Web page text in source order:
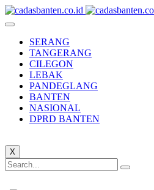
SERANG
TANGERANG
CILEGON
LEBAK
PANDEGLANG
BANTEN
NASIONAL
DPRD BANTEN
X